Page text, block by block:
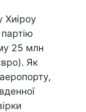
Хиіроу
25 млн
Як